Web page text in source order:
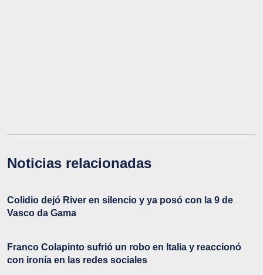
Noticias relacionadas
Colidio dejó River en silencio y ya posó con la 9 de
Vasco da Gama
Franco Colapinto sufrió un robo en Italia y reaccionó
con ironía en las redes sociales